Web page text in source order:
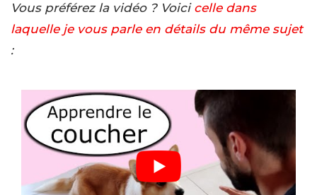
Vous préférez la vidéo ? Voici celle dans
laquelle je vous parle en détails du même sujet
: